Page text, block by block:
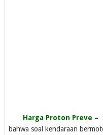
Harga Proton Preve –
bahwa soal kendaraan